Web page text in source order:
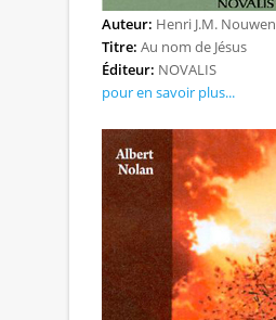
Auteur: Henri J.M. Nouwen
Titre: Au nom de Jésus
Éditeur: NOVALIS
pour en savoir plus...